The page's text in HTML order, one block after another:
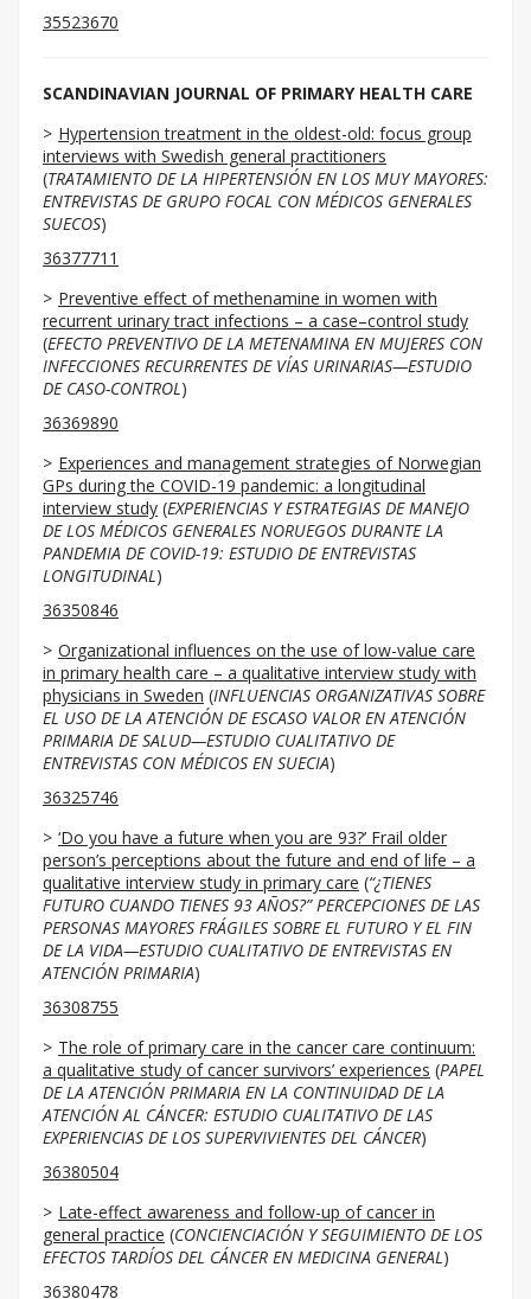
35523670
SCANDINAVIAN JOURNAL OF PRIMARY HEALTH CARE
Hypertension treatment in the oldest-old: focus group
interviews with Swedish general practitioners
(TRATAMIENTO DE LA HIPERTENSIÓN EN LOS MUY MAYORES:
ENTREVISTAS DE GRUPO FOCAL CON MÉDICOS GENERALES
SUECOS)
36377711
Preventive effect of methenamine in women with
recurrent urinary tract infections – a case–control study
(EFECTO PREVENTIVO DE LA METENAMINA EN MUJERES CON
INFECCIONES RECURRENTES DE VÍAS URINARIAS—ESTUDIO
DE CASO-CONTROL)
36369890
Experiences and management strategies of Norwegian
GPs during the COVID-19 pandemic: a longitudinal
interview study (EXPERIENCIAS Y ESTRATEGIAS DE MANEJO
DE LOS MÉDICOS GENERALES NORUEGOS DURANTE LA
PANDEMIA DE COVID-19: ESTUDIO DE ENTREVISTAS
LONGITUDINAL)
36350846
Organizational influences on the use of low-value care
in primary health care – a qualitative interview study with
physicians in Sweden (INFLUENCIAS ORGANIZATIVAS SOBRE
EL USO DE LA ATENCIÓN DE ESCASO VALOR EN ATENCIÓN
PRIMARIA DE SALUD—ESTUDIO CUALITATIVO DE
ENTREVISTAS CON MÉDICOS EN SUECIA)
36325746
‘Do you have a future when you are 93?’ Frail older
person’s perceptions about the future and end of life – a
qualitative interview study in primary care (“¿TIENES
FUTURO CUANDO TIENES 93 AÑOS?” PERCEPCIONES DE LAS
PERSONAS MAYORES FRÁGILES SOBRE EL FUTURO Y EL FIN
DE LA VIDA—ESTUDIO CUALITATIVO DE ENTREVISTAS EN
ATENCIÓN PRIMARIA)
36308755
The role of primary care in the cancer care continuum:
a qualitative study of cancer survivors’ experiences (PAPEL
DE LA ATENCIÓN PRIMARIA EN LA CONTINUIDAD DE LA
ATENCIÓN AL CÁNCER: ESTUDIO CUALITATIVO DE LAS
EXPERIENCIAS DE LOS SUPERVIVIENTES DEL CÁNCER)
36380504
Late-effect awareness and follow-up of cancer in
general practice (CONCIENCIACIÓN Y SEGUIMIENTO DE LOS
EFECTOS TARDÍOS DEL CÁNCER EN MEDICINA GENERAL)
36380478